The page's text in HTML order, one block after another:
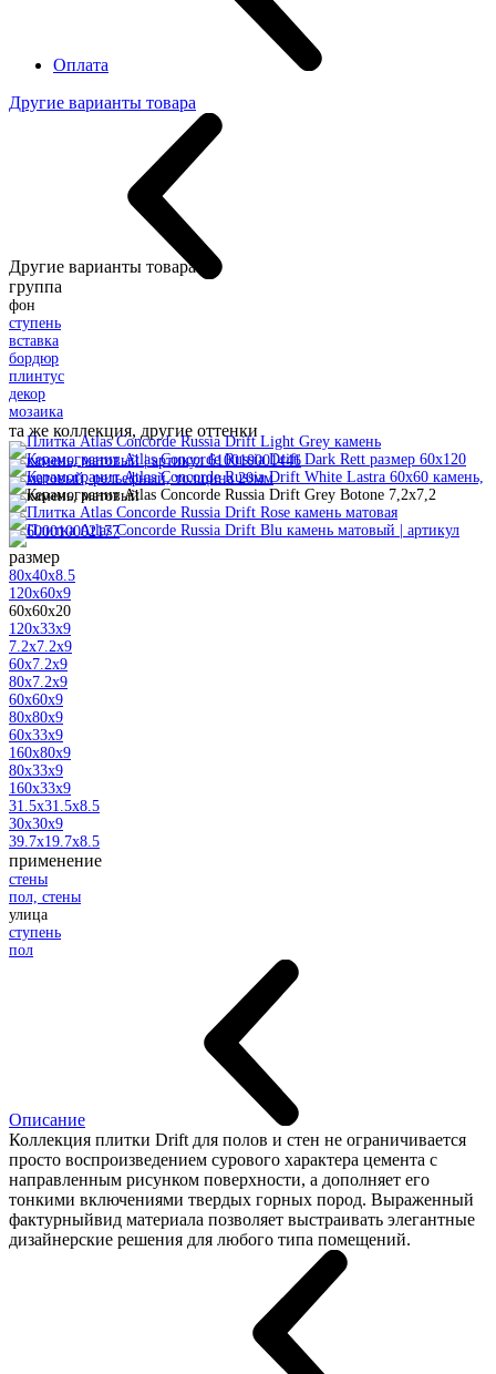
Оплата
Другие варианты товара
Другие варианты товара:
группа
фон
ступень
вставка
бордюр
плинтус
декор
мозаика
та же коллекция, другие оттенки
размер
80x40x8.5
120x60x9
60x60x20
120x33x9
7.2x7.2x9
60x7.2x9
80x7.2x9
60x60x9
80x80x9
60x33x9
160x80x9
80x33x9
160x33x9
31.5x31.5x8.5
30x30x9
39.7x19.7x8.5
применение
стены
пол, стены
улица
ступень
пол
Описание
Коллекция плитки Drift для полов и стен не ограничивается
просто воспроизведением сурового характера цемента с
направленным рисунком поверхности, а дополняет его
тонкими включениями твердых горных пород. Выраженный
фактурныйвид материала позволяет выстраивать элегантные
дизайнерские решения для любого типа помещений.